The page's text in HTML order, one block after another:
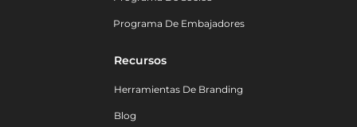
Programa De Embajadores
Recursos
Herramientas De Branding
Blog